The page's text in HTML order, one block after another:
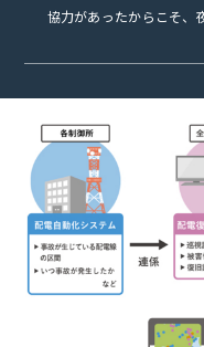
協力があったからこそ、